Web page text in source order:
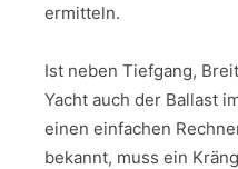
ermitteln.
Ist neben Tiefgang,
Yacht auch der Ballast
einen einfachen
bekannt, muss ein